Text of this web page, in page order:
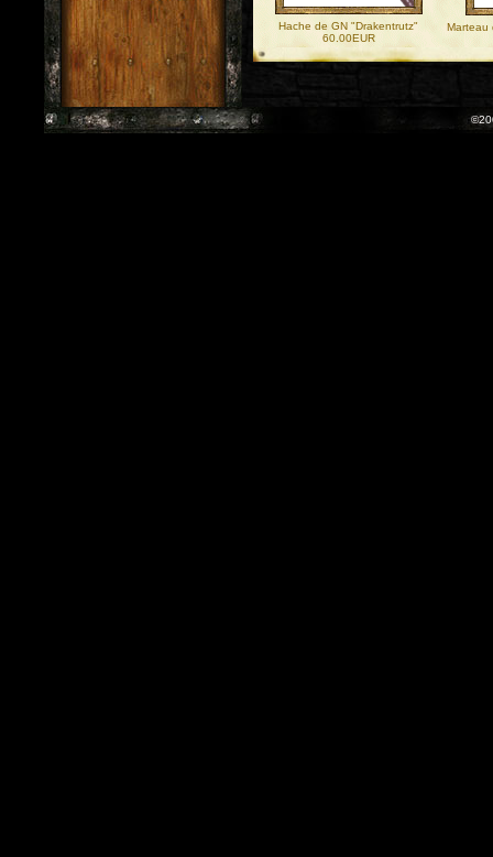
Hache de GN "Drakentrutz"
60.00EUR
Marteau